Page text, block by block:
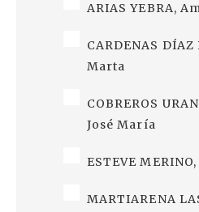
ARIAS YEBRA,
CARDENAS DÍAZ
Marta
COBREROS
José María
ESTEVE
MARTIARENA